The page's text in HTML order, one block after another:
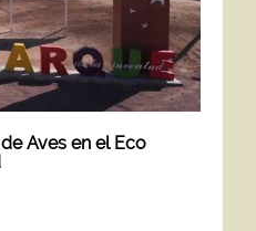
Aves en el Eco